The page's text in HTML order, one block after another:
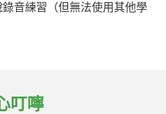
音練習（但無法使用其他學
叮嚀